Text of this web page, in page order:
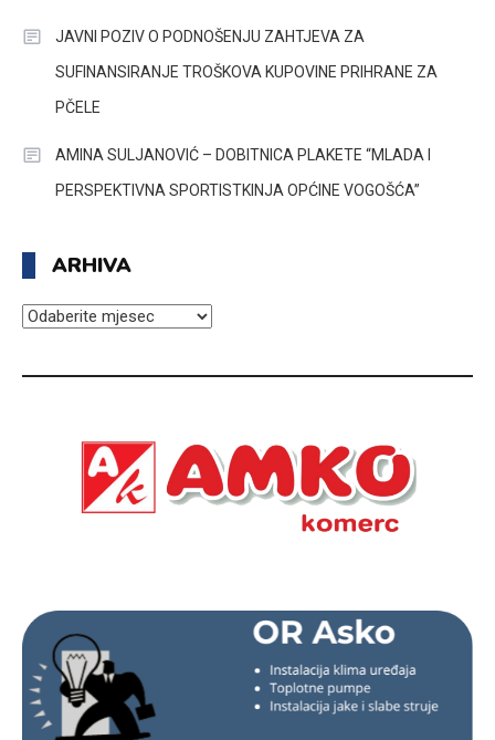
JAVNI POZIV O PODNOŠENJU ZAHTJEVA ZA
SUFINANSIRANJE TROŠKOVA KUPOVINE PRIHRANE ZA
PČELE
AMINA SULJANOVIĆ – DOBITNICA PLAKETE “MLADA I
PERSPEKTIVNA SPORTISTKINJA OPĆINE VOGOŠĆA”
ARHIVA
ARHIVA